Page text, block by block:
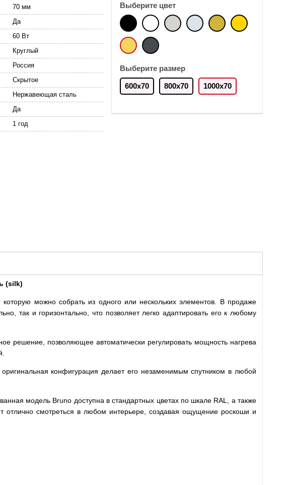
Выберите цвет
Выберите размер
600x70 800x70 1000x70
70 мм
Да
60 Вт
Круглый
Россия
Скрытое
Нержавеющая сталь
Да
1 год
(silk)
можно собрать из одного или нескольких элементов. В продаже
так и горизонтально, что позволяет легко адаптировать его к любому
решение, позволяющее автоматически регулировать мощность нагрева
конфигурация делает его незаменимым спутником в любой
модель Bruno доступна в стандартных цветах по шкале RAL, а также
отлично смотреться в любом интерьере, создавая ощущение роскоши и